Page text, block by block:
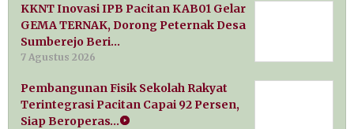
KKNT Inovasi IPB Pacitan KAB01 Gelar
GEMA TERNAK, Dorong Peternak Desa
Sumberejo Beri…
7 Agustus 2026
Pembangunan Fisik Sekolah Rakyat
Terintegrasi Pacitan Capai 92 Persen,
Siap Beroperas…